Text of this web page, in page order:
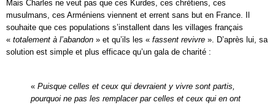
Mais Charles ne veut pas que ces Kurdes, ces chrétiens, ces
musulmans, ces Arméniens viennent et errent sans but en France. Il
souhaite que ces populations s’installent dans les villages français
« totalement à l’abandon » et qu’ils les « fassent revivre ». D’après lui, sa
solution est simple et plus efficace qu’un gala de charité :
« Puisque celles et ceux qui devraient y vivre sont partis,
pourquoi ne pas les remplacer par celles et ceux qui en ont